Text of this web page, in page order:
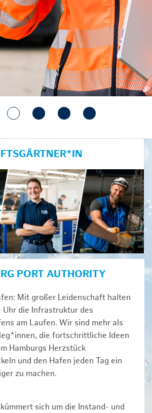
PORT AUTHORITY
Mit großer Leidenschaft halten
Uhr die Infrastruktur des
am Laufen. Wir sind mehr als
die fortschrittliche Ideen
Hamburgs Herzstück
und den Hafen jeden Tag ein
zu machen.
sich um die Instand- und